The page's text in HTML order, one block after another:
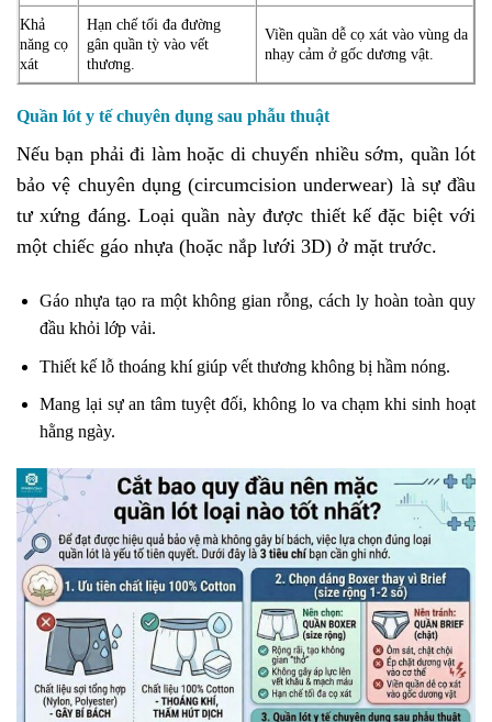
Khả
năng cọ
xát
Hạn chế tối đa đường
gân quần tỳ vào vết
thương.
Viền quần dễ cọ xát vào vùng da
nhạy cảm ở gốc dương vật.
Quần lót y tế chuyên dụng sau phẫu thuật
Nếu bạn phải đi làm hoặc di chuyển nhiều sớm, quần lót
bảo vệ chuyên dụng (circumcision underwear) là sự đầu
tư xứng đáng. Loại quần này được thiết kế đặc biệt với
một chiếc gáo nhựa (hoặc nắp lưới 3D) ở mặt trước.
Gáo nhựa tạo ra một không gian rỗng, cách ly hoàn toàn quy
đầu khỏi lớp vải.
Thiết kế lỗ thoáng khí giúp vết thương không bị hầm nóng.
Mang lại sự an tâm tuyệt đối, không lo va chạm khi sinh hoạt
hằng ngày.